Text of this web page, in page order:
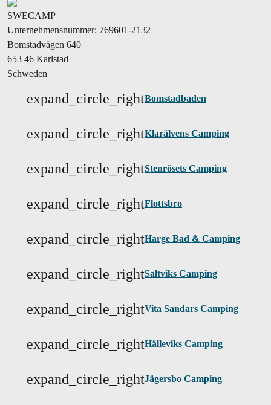
SWECAMP
Unternehmensnummer: 769601-2132
Bomstadvägen 640
653 46 Karlstad
Schweden
expand_circle_rightBomstadbaden
expand_circle_rightKlarälvens Camping
expand_circle_rightStenrösets Camping
expand_circle_rightFlottsbro
expand_circle_rightHarge Bad & Camping
expand_circle_rightSaltviks Camping
expand_circle_rightVita Sandars Camping
expand_circle_rightHälleviks Camping
expand_circle_rightJägersbo Camping